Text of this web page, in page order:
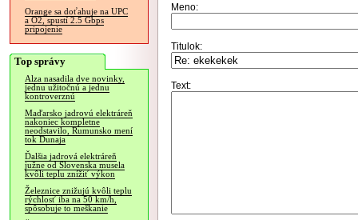
Orange sa doťahuje na UPC
a O2, spustí 2.5 Gbps
pripojenie
Top správy
Alza nasadila dve novinky,
jednu užitočnú a jednu
kontroverznú
Maďarsko jadrovú elektráreň
nakoniec kompletne
neodstavilo, Rumunsko mení
tok Dunaja
Ďalšia jadrová elektráreň
južne od Slovenska musela
kvôli teplu znížiť výkon
Železnice znižujú kvôli teplu
rýchlosť iba na 50 km/h,
spôsobuje to meškanie
Meno:
Titulok:
Text: